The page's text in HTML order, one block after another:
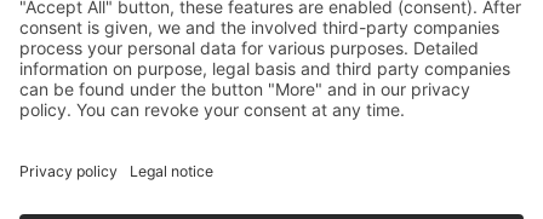
info@luxamed.de
www.luxamed.de